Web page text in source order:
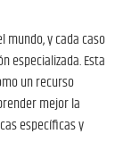
y cada caso
especializada. Esta
un recurso
mejor la
específicas y